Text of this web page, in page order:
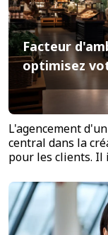
Facteur
optimisez
L'agencement
central dans la
pour les clients. Il